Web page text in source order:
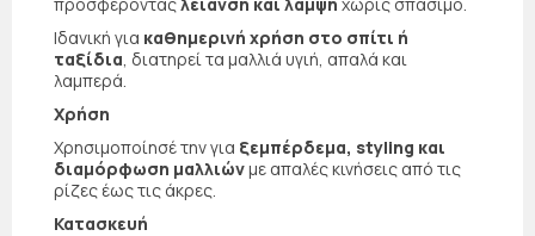
Ιδανική για καθημερινή χρήση στο σπίτι ή
ταξίδια , διατηρεί τα μαλλιά υγιή, απαλά και
λαμπερά.
Χρήση
Χρησιμοποίησέ την για ξεμπέρδεμα, styling και
διαμόρφωση μαλλιώνμε απαλές κινήσεις από τις
ρίζες έως τις άκρες.
Κατασκευή